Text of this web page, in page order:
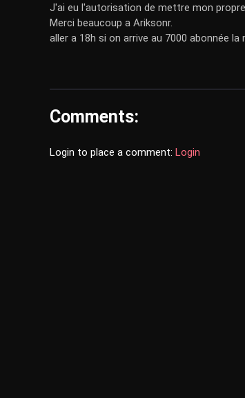
J'ai eu l'autorisation de mettre mon
Merci beaucoup a Ariksonr.
aller a 18h si on arrive au 7000 abonnée
Comments:
Login to place a comment: Login